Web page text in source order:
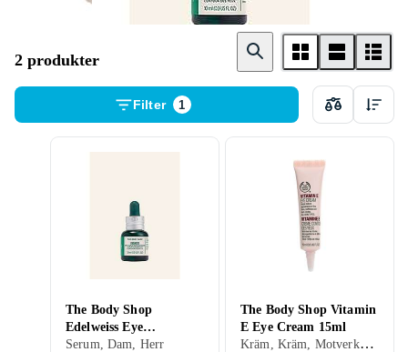
2 produkter
Filter 1
The Body Shop
Edelweiss Eye
Concentrate 10ml
Serum, Dam, Herr
The Body Shop Vitamin
E Eye Cream 15ml
Kräm, Kräm, Motverkar åldrande, Motverkar mörka ringar, Dam, Herr, Vitamin E